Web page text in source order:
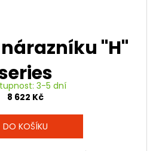
"H"
3-5 dní
8 622 Kč
DO KOŠÍKU